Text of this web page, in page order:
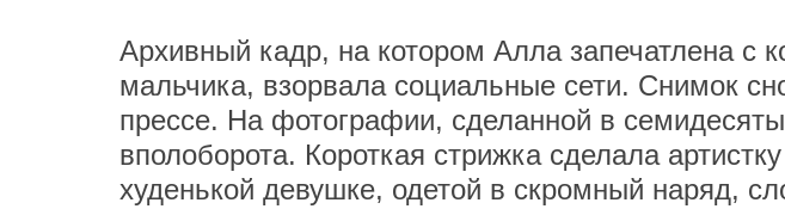
Архивный кадр, на котором Алла запечатлена с
мальчика, взорвала социальные сети. Снимок
прессе. На фотографии, сделанной в
вполоборота. Короткая стрижка сделала
худенькой девушке, одетой в скромный наряд,